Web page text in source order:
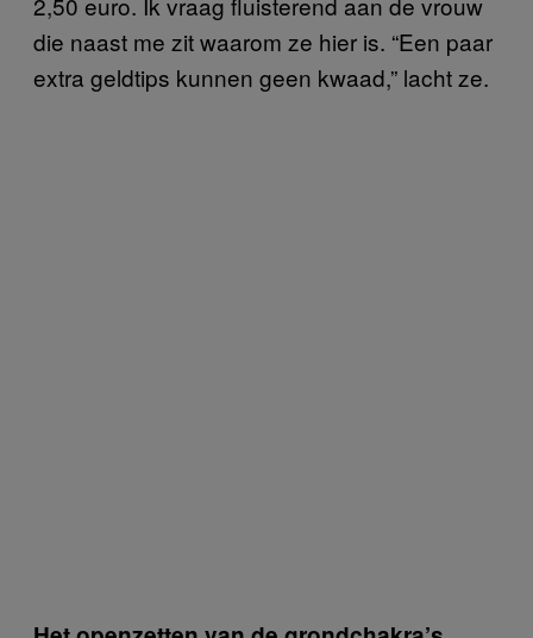
die naast me zit waarom ze hier is. “Een paar
extra geldtips kunnen geen kwaad,” lacht ze.